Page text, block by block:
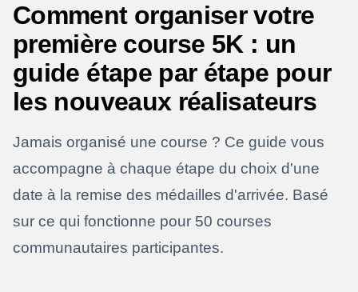
Comment organiser votre
première course 5K : un
guide étape par étape pour
les nouveaux réalisateurs
Jamais organisé une course ? Ce guide vous
accompagne à chaque étape du choix d'une
date à la remise des médailles d'arrivée. Basé
sur ce qui fonctionne pour 50 courses
communautaires participantes.